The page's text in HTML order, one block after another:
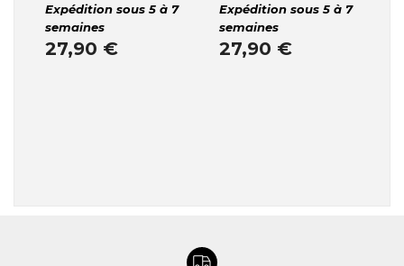
Expédition sous 5 à 7
semaines
27,90 €
Expédition sous 5 à 7
semaines
27,90 €